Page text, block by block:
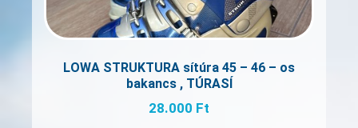
LOWA STRUKTURA sítúra 45 – 46 – os
bakancs , TÚRASÍ
28.000 Ft